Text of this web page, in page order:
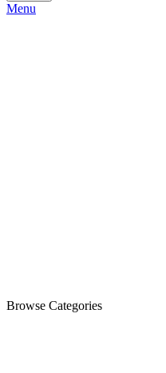
Menu
Browse Categories